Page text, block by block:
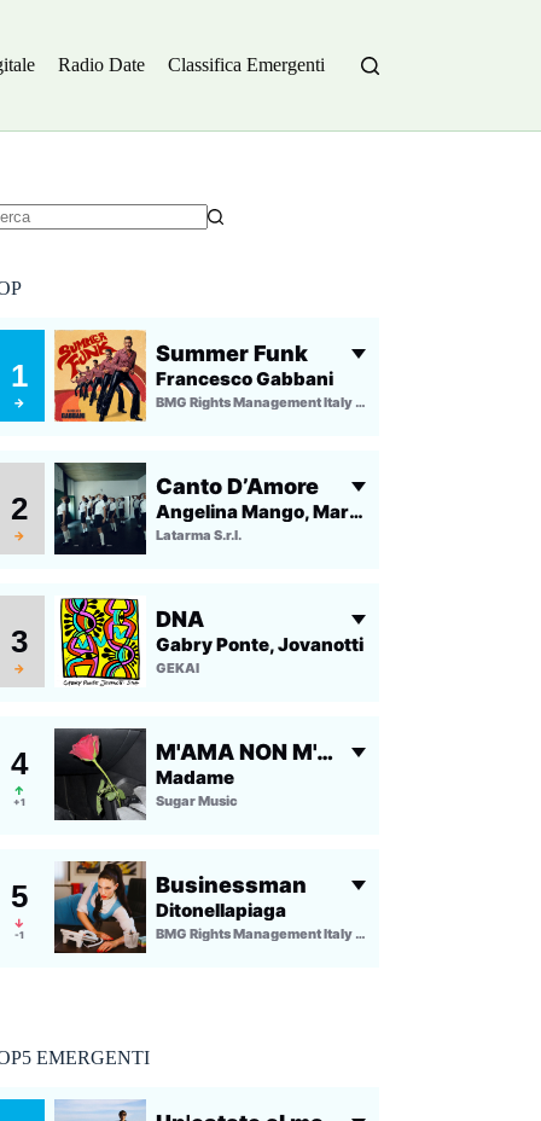
Radio Date Classifica Emergenti
EMERGENTI